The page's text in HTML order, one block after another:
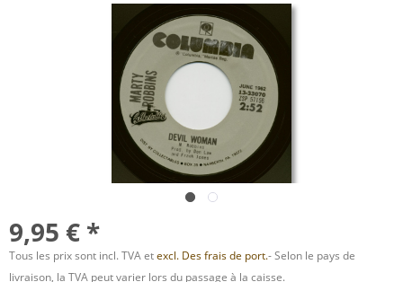
9,95 € *
Tous les prix sont incl. TVA etexcl. Des frais de port.- Selon le pays de
livraison, la TVA peut varier lors du passage à la caisse.